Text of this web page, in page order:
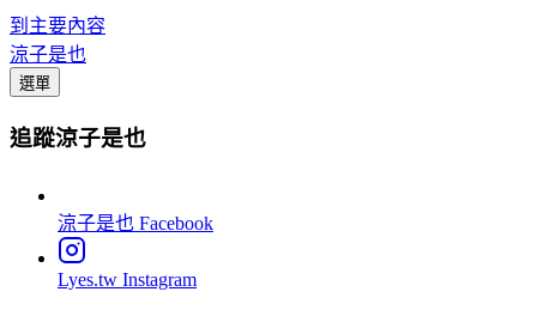
到主要內容
涼子是也
選單
追蹤涼子是也
涼子是也 Facebook
Lyes.tw Instagram